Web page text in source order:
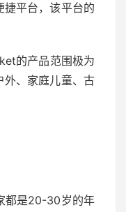
平台，该平台的
的产品范围极为
外、家庭儿童、古
都是20-30岁的年